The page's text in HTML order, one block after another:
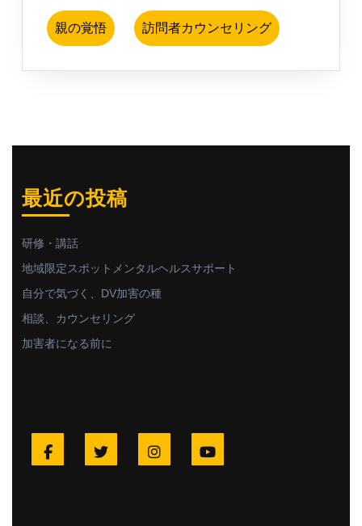
親の覚悟 訪問者カウンセリング
最近の投稿
研修・講話
地域限定スポットメンタルヘルスサポート
自分で気づく、DV加害の種
相談、カウンセリング
加害者になる前に
Facebook Twitter Instagram